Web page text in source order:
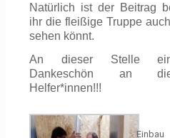
Natürlich ist der Beitrag
ihr die fleißige Truppe
sehen könnt.
An dieser Stelle
Dankeschön an
Helfer*innen!!!
Einbau